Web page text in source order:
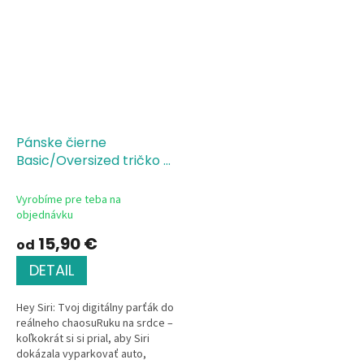
Pánske čierne
Basic/Oversized tričko s
Vyrobíme pre teba na
objednávku
od 15,90 €
DETAIL
Hey Siri: Tvoj digitálny parťák do
reálneho chaosuRuku na srdce –
koľkokrát si si prial, aby Siri
dokázala vyparkovať auto,